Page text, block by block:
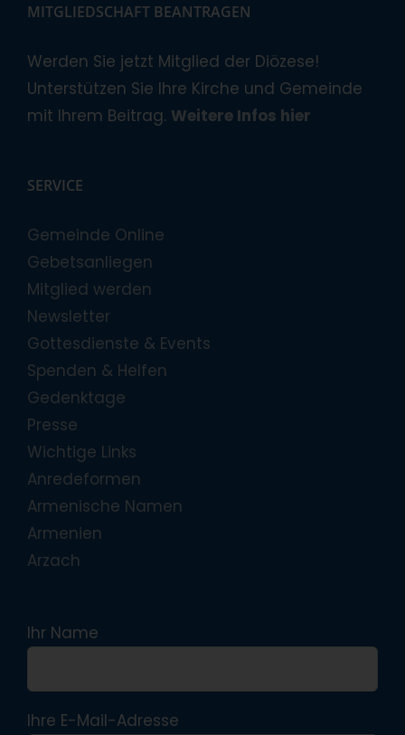
MITGLIEDSCHAFT BEANTRAGEN
Werden Sie jetzt Mitglied der Diözese!
Unterstützen Sie Ihre Kirche und Gemeinde
mit Ihrem Beitrag. Weitere Infos hier
SERVICE
Gemeinde Online
Gebetsanliegen
Mitglied werden
Newsletter
Gottesdienste & Events
Spenden & Helfen
Gedenktage
Presse
Wichtige Links
Anredeformen
Armenische Namen
Armenien
Arzach
Ihr Name
Ihre E-Mail-Adresse